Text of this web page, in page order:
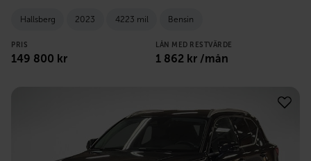
Hallsberg 2023 4223 mil Bensin
PRIS
149 800 kr
LÅN MED RESTVÄRDE
1 862 kr /mån